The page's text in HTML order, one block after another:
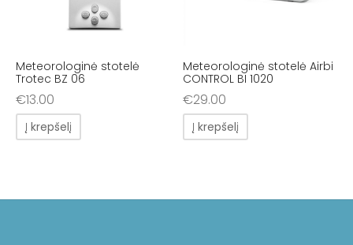
Meteorologinė stotelė
Trotec BZ 06
€13.00
Į krepšelį
Meteorologinė stotelė Airbi
CONTROL BI 1020
€29.00
Į krepšelį